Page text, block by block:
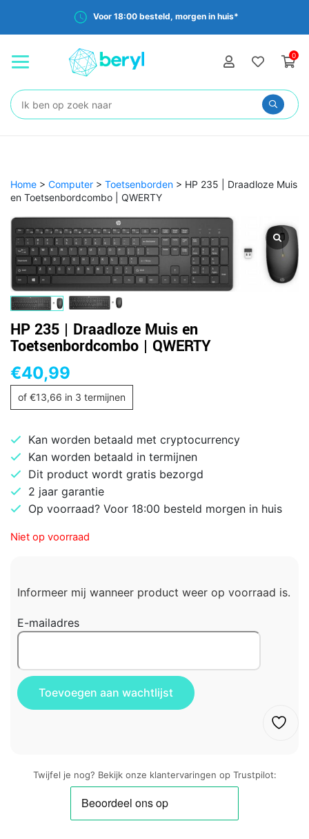
Voor 18:00 besteld, morgen in huis*
0
Zoeken:
Home > Computer > Toetsenborden > HP 235 | Draadloze Muis
en Toetsenbordcombo | QWERTY
HP 235 | Draadloze Muis en
Toetsenbordcombo | QWERTY
€40,99
of €13,66 in 3 termijnen
Kan worden betaald met cryptocurrency
Kan worden betaald in termijnen
Dit product wordt gratis bezorgd
2 jaar garantie
Op voorraad? Voor 18:00 besteld morgen in huis
Niet op voorraad
Informeer mij wanneer product weer op voorraad is.
E-mailadres
Twijfel je nog? Bekijk onze klantervaringen op Trustpilot: